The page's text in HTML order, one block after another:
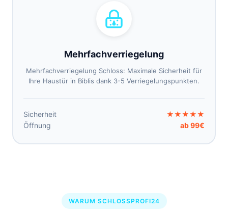
Mehrfachverriegelung
Mehrfachverriegelung Schloss: Maximale Sicherheit für
Ihre Haustür in Biblis dank 3-5 Verriegelungspunkten.
Sicherheit
★★★★★
Öffnung
ab 99€
WARUM SCHLOSSPROFI24